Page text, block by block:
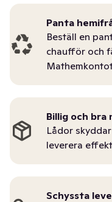
Panta
Beställ en
chaufför och
Billig och bra
Lådor
leverera
Schyssta